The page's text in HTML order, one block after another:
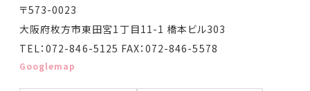
〒573-0023
大阪府枚方市東田宮1丁目11-1 橋本ビル303
TEL：072-846-5125 FAX：072-846-5578
Googlemap